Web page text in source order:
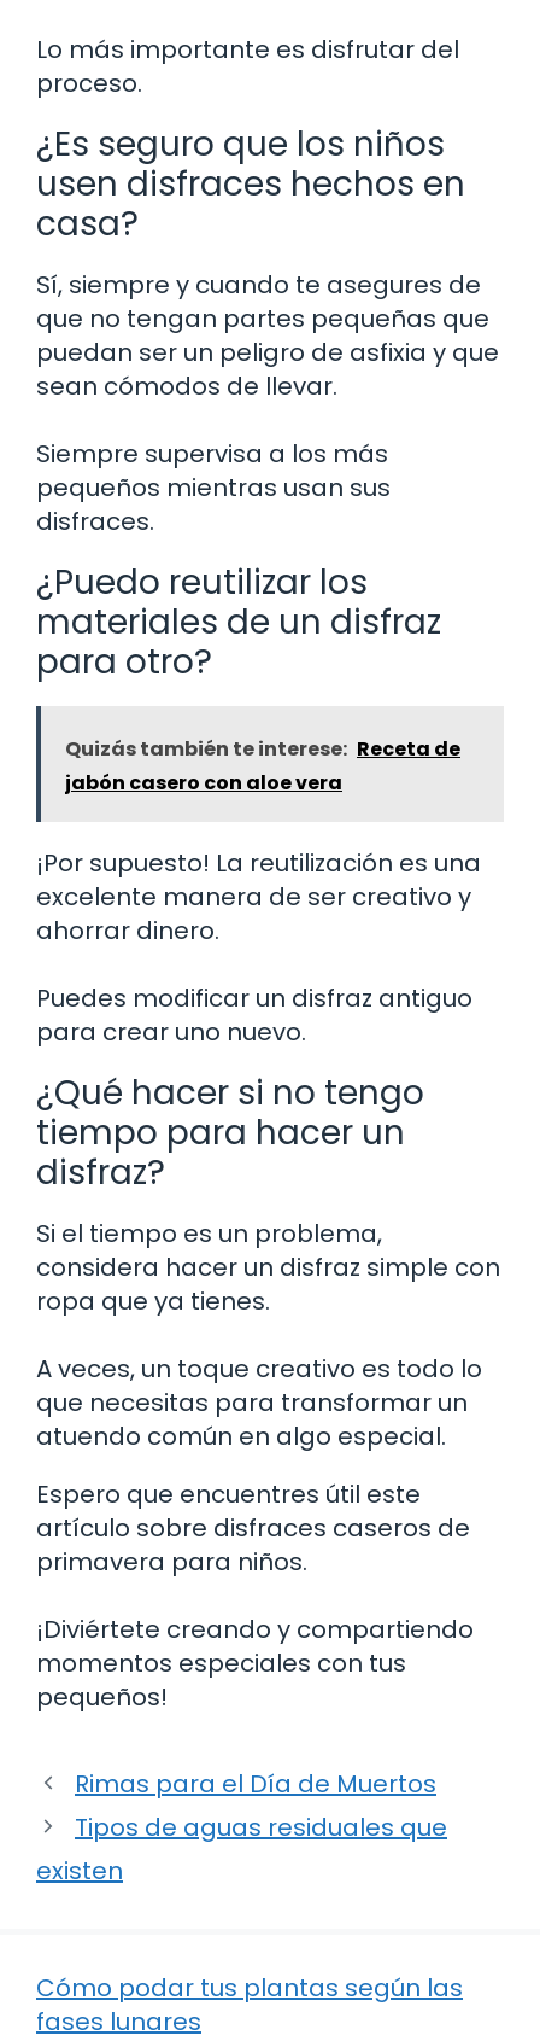
Lo más importante es disfrutar del
proceso.
¿Es seguro que los niños
usen disfraces hechos en
casa?
Sí, siempre y cuando te asegures de
que no tengan partes pequeñas que
puedan ser un peligro de asfixia y que
sean cómodos de llevar.
Siempre supervisa a los más
pequeños mientras usan sus
disfraces.
¿Puedo reutilizar los
materiales de un disfraz
para otro?
Quizás también te interese: Receta de
jabón casero con aloe vera
¡Por supuesto! La reutilización es una
excelente manera de ser creativo y
ahorrar dinero.
Puedes modificar un disfraz antiguo
para crear uno nuevo.
¿Qué hacer si no tengo
tiempo para hacer un
disfraz?
Si el tiempo es un problema,
considera hacer un disfraz simple con
ropa que ya tienes.
A veces, un toque creativo es todo lo
que necesitas para transformar un
atuendo común en algo especial.
Espero que encuentres útil este
artículo sobre disfraces caseros de
primavera para niños.
¡Diviértete creando y compartiendo
momentos especiales con tus
pequeños!
Rimas para el Día de Muertos
Tipos de aguas residuales que
existen
Cómo podar tus plantas según las
fases lunares